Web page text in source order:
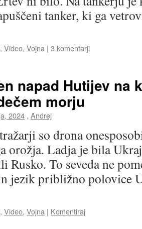
tanker, ki ga
, Video, Vojna | 3 komentarji
napad Hutijev na
morju
2024 , Andrej
so drona
orožja. Ladja je bila
Rusko. To seveda ne
jezik približno polovice
, Video, Vojna | Komentiraj